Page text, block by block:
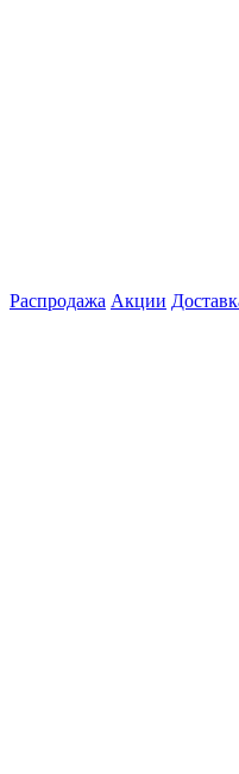
Распродажа Акции